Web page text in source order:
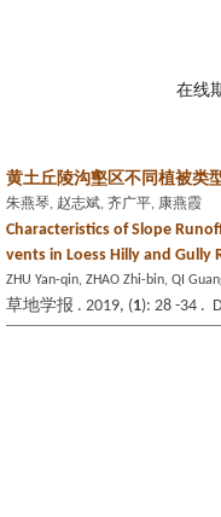
在线
黄土丘陵沟壑区不同植被类
朱燕琴, 赵志斌, 齐广平, 康燕霞
Characteristics of Slope
vents in Loess Hilly and Gully
ZHU Yan-qin, ZHAO Zhi-bin, QI
草地学报 . 2019, (1): 28 -34 .